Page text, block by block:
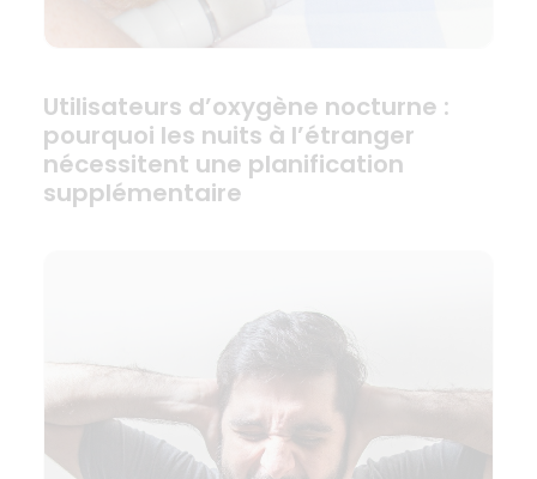
Utilisateurs d’oxygène nocturne :
pourquoi les nuits à l’étranger
nécessitent une planification
supplémentaire